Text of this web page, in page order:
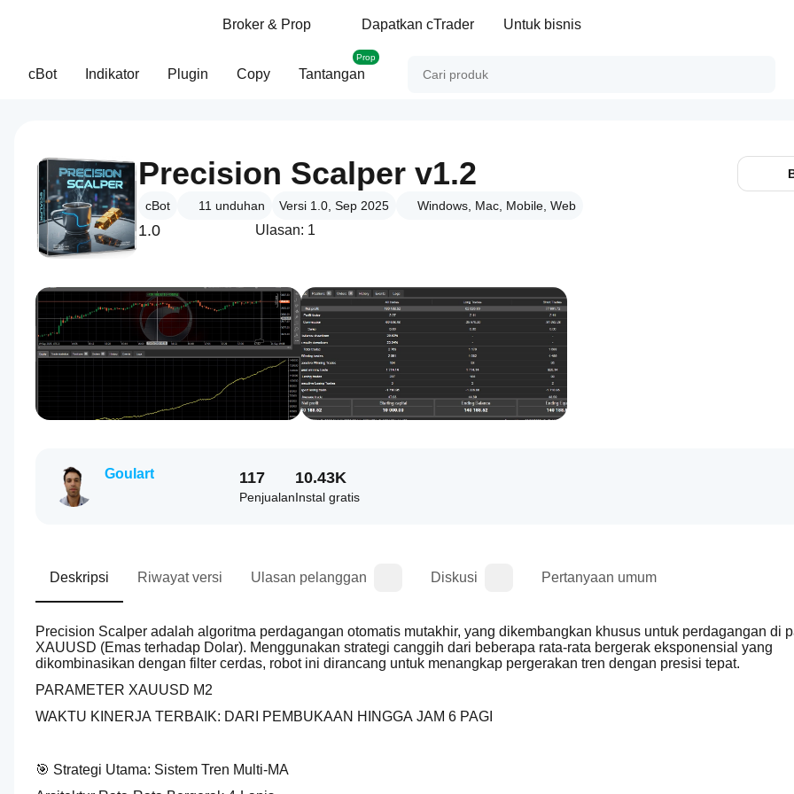
Broker & Prop Dapatkan cTrader Untuk bisnis
cBot Indikator Plugin Copy Tantangan
Prop
Precision Scalper v1.2
cBot 11 unduhan Versi 1.0, Sep 2025 Windows, Mac, Mobile, Web
1.0 Ulasan: 1
Goulart 117
Penjualan
10.43K
Instal gratis
Deskripsi Riwayat versi Ulasan pelanggan Diskusi Pertanyaan umum
Precision Scalper adalah algoritma perdagangan otomatis mutakhir, yang dikembangkan khusus untuk perdagangan di
XAUUSD (Emas terhadap Dolar). Menggunakan strategi canggih dari beberapa rata-rata bergerak eksponensial yang
dikombinasikan dengan filter cerdas, robot ini dirancang untuk menangkap pergerakan tren dengan presisi tepat.
PARAMETER XAUUSD M2
WAKTU KINERJA TERBAIK: DARI PEMBUKAAN HINGGA JAM 6 PAGI
🎯 Strategi Utama: Sistem Tren Multi-MA